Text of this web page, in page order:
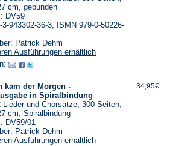
cm, gebunden
DV59
3-943302-36-3, ISMN 979-0-50226-
Patrick Dehm
Ausführungen erhältlich
kam der Morgen -
in Spiralbindung
Lieder und Chorsätze, 300 Seiten,
cm, Spiralbindung
DV59/01
Patrick Dehm
Ausführungen erhältlich
34,95€